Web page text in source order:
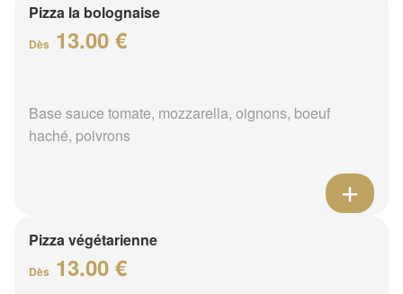
Pizza la bolognaise
Dès 13.00 €
Base sauce tomate, mozzarella, oignons, boeuf
haché, poivrons
Pizza végétarienne
Dès 13.00 €